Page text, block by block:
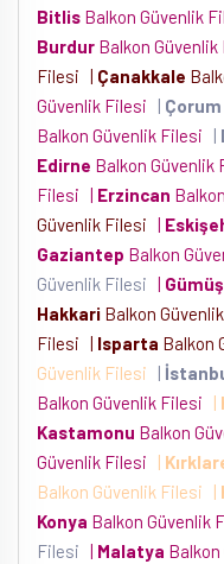
Bitlis Balkon Güvenlik
Burdur Balkon Güvenlik
Filesi | Çanakkale
Güvenlik Filesi
| Çorum
Balkon Güvenlik Filesi
|
Edirne Balkon Güvenlik
Filesi | Erzincan
Güvenlik Filesi |
Gaziantep Balkon
Güvenlik Filesi |
Hakkari Balkon
Filesi | Isparta Balkon
Güvenlik Filesi
|
Balkon Güvenlik Filesi
|
Kastamonu Balkon
Güvenlik Filesi
|
Balkon Güvenlik Filesi
|
Konya Balkon Güvenlik
Filesi | Malatya